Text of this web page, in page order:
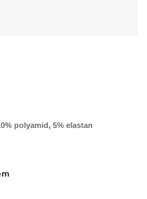
polyamid, 5% elastan